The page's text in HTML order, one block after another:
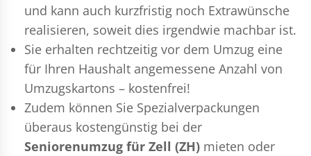
und kann auch kurzfristig noch Extrawünsche
realisieren, soweit dies irgendwie machbar ist.
Sie erhalten rechtzeitig vor dem Umzug eine
für Ihren Haushalt angemessene Anzahl von
Umzugskartons – kostenfrei!
Zudem können Sie Spezialverpackungen
überaus kostengünstig bei der
Seniorenumzug für Zell (ZH) mieten oder